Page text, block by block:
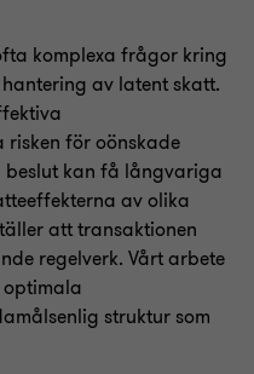
komplexa frågor kring
av latent skatt.
för oönskade
beslut kan få långvariga
av olika
att transaktionen
regelverk. Vårt arbete
struktur som